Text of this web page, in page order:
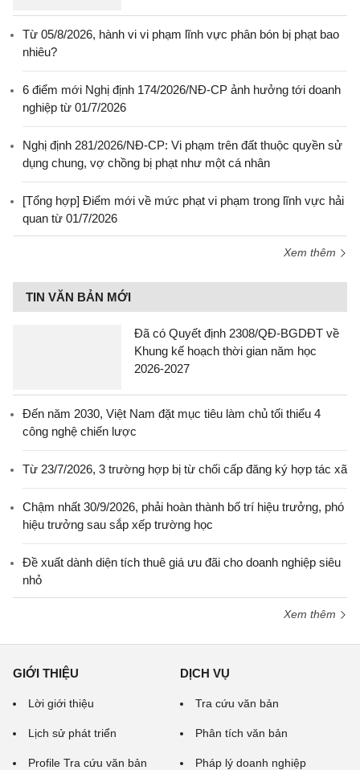
Từ 05/8/2026, hành vi vi phạm lĩnh vực phân bón bị phạt bao
nhiêu?
6 điểm mới Nghị định 174/2026/NĐ-CP ảnh hưởng tới doanh
nghiệp từ 01/7/2026
Nghị định 281/2026/NĐ-CP: Vi phạm trên đất thuộc quyền sử
dụng chung, vợ chồng bị phạt như một cá nhân
[Tổng hợp] Điểm mới về mức phạt vi phạm trong lĩnh vực hải
quan từ 01/7/2026
Xem thêm
TIN VĂN BẢN MỚI
Đã có Quyết định 2308/QĐ-BGDĐT về
Khung kế hoạch thời gian năm học
2026-2027
Đến năm 2030, Việt Nam đặt mục tiêu làm chủ tối thiểu 4
công nghệ chiến lược
Từ 23/7/2026, 3 trường hợp bị từ chối cấp đăng ký hợp tác xã
Chậm nhất 30/9/2026, phải hoàn thành bố trí hiệu trưởng, phó
hiệu trưởng sau sắp xếp trường học
Đề xuất dành diện tích thuê giá ưu đãi cho doanh nghiệp siêu
nhỏ
Xem thêm
GIỚI THIỆU
Lời giới thiệu
Lịch sử phát triển
Profile Tra cứu văn bản
DỊCH VỤ
Tra cứu văn bản
Phân tích văn bản
Pháp lý doanh nghiệp